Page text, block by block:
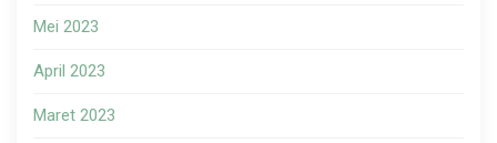
Mei 2023
April 2023
Maret 2023